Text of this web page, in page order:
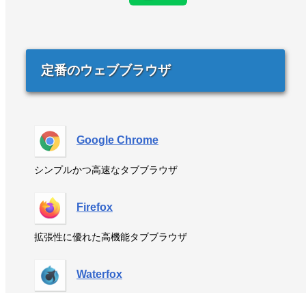
定番のウェブブラウザ
Google Chrome
シンプルかつ高速なタブブラウザ
Firefox
拡張性に優れた高機能タブブラウザ
Waterfox